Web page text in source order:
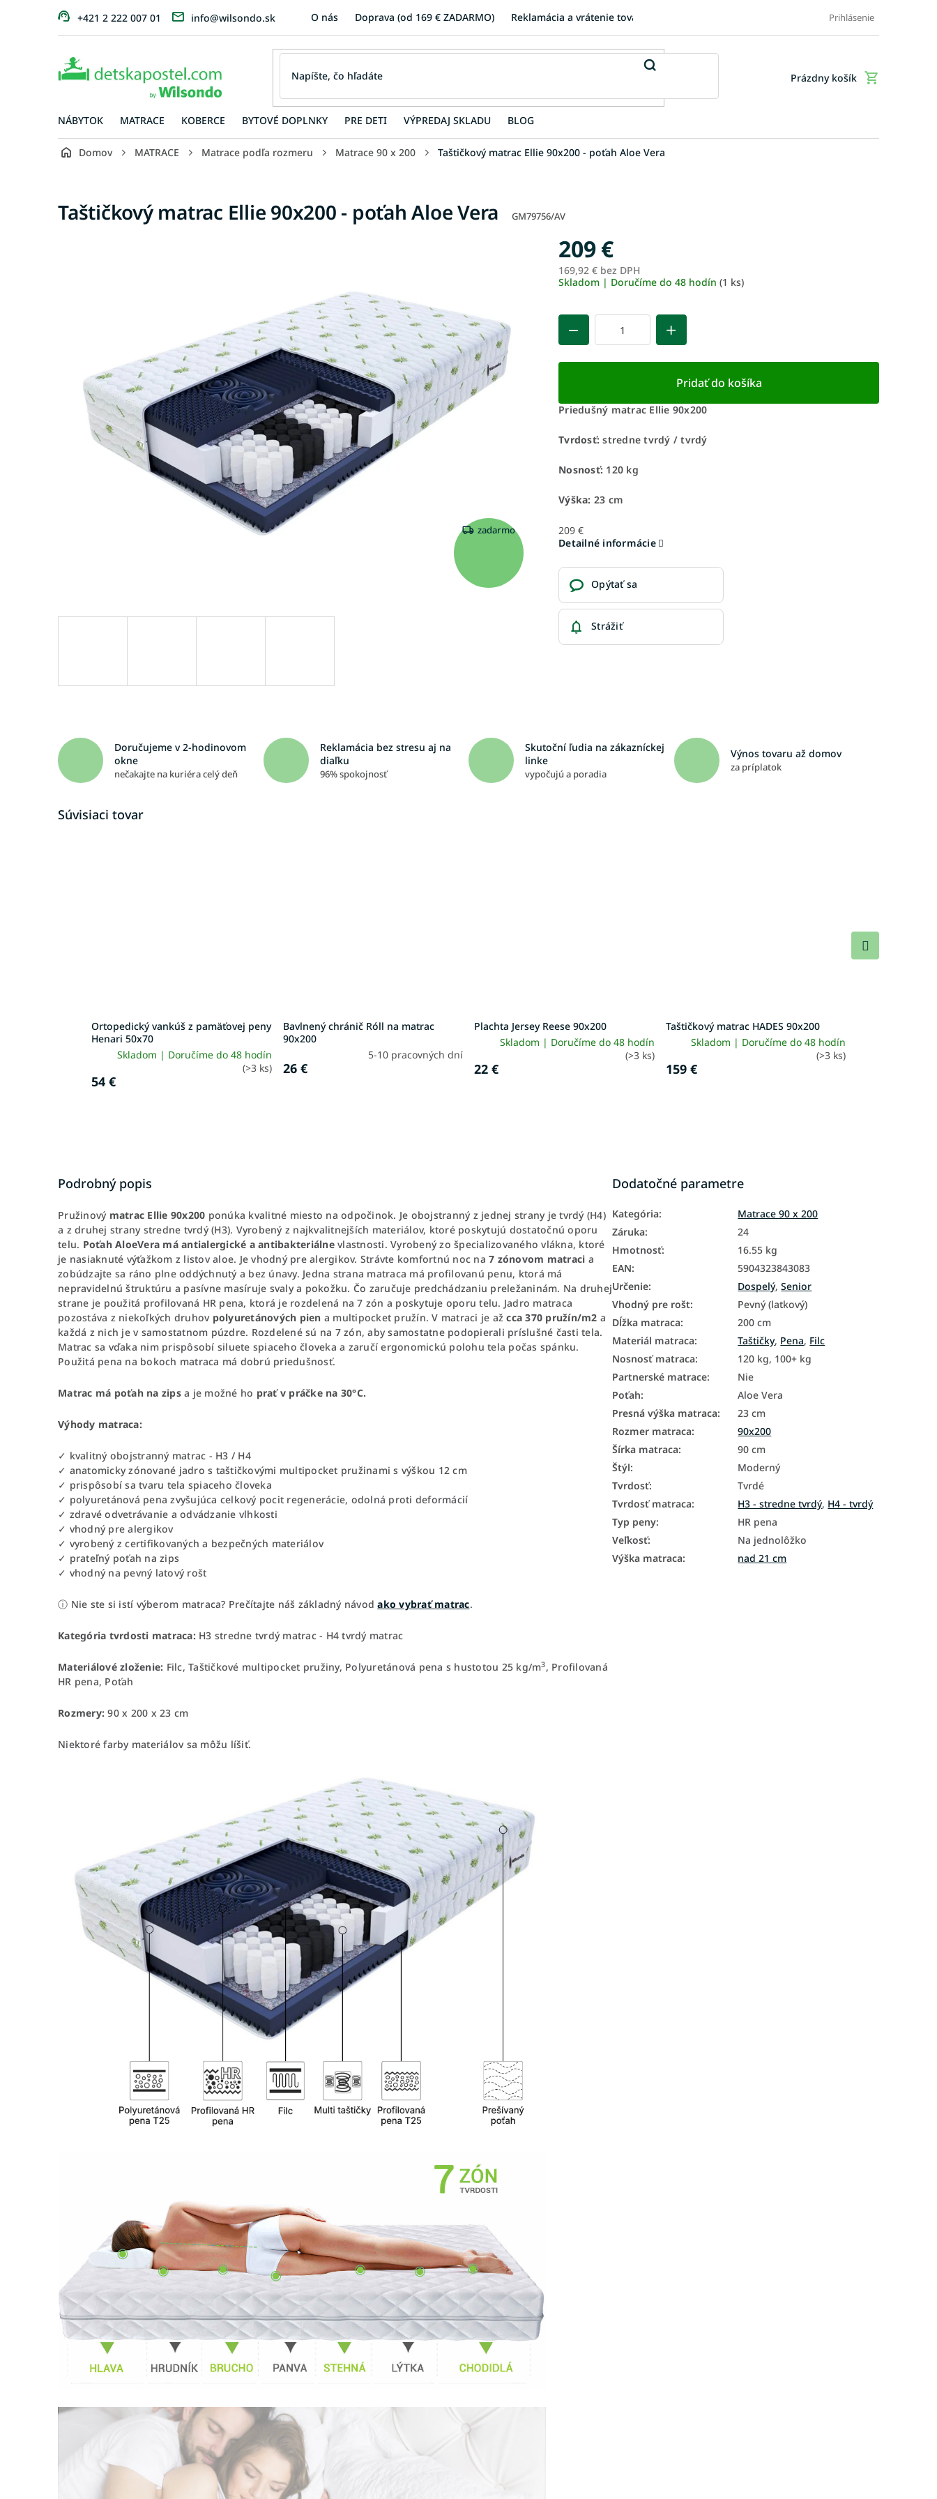
+421 2 222 007 01 info@wilsondo.sk O nás Doprava (od 169 € ZADARMO) Reklamácia a vrátenie tovaru Doplnkové služby
Prihlásenie
Nákupný
Prázdny košík
NÁBYTOK MATRACE KOBERCE BYTOVÉ DOPLNKY PRE DETI VÝPREDAJ SKLADU BLOG
Domov MATRACE Matrace podľa rozmeru Matrace 90 x 200 Taštičkový matrac Ellie 90x200 - poťah Aloe Vera
Taštičkový matrac Ellie 90x200 - poťah Aloe Vera GM79756/AV
zadarmo
209 €
169,92 € bez DPH
Skladom | Doručíme do 48 hodín (1 ks)
Pridať do košíka
Priedušný matrac Ellie 90x200
Tvrdosť: stredne tvrdý / tvrdý
Nosnosť: 120 kg
Výška: 23 cm
209 €
Detailné informácie
Opýtať sa
Strážiť
Doručujeme v 2-hodinovom
okne
nečakajte na kuriéra celý deň
Reklamácia bez stresu aj na
diaľku
96% spokojnosť
Skutoční ľudia na zákazníckej
linke
vypočujú a poradia
Výnos tovaru až domov
za príplatok
Súvisiaci tovar
Ortopedický vankúš z pamäťovej peny
Henari 50x70
Skladom | Doručíme do 48 hodín
(>3 ks)
54 €
Bavlnený chránič Róll na matrac
90x200
5-10 pracovných dní
26 €
Plachta Jersey Reese 90x200
Skladom | Doručíme do 48 hodín
(>3 ks)
22 €
Taštičkový matrac HADES 90x200
Skladom | Doručíme do 48 hodín
(>3 ks)
159 €
Ďalší
Podrobný popis
Pružinový matrac Ellie 90x200 ponúka kvalitné miesto na odpočinok. Je obojstranný z jednej strany je tvrdý (H4)
a z druhej strany stredne tvrdý (H3). Vyrobený z najkvalitnejších materiálov, ktoré poskytujú dostatočnú oporu
telu. Poťah AloeVera má antialergické a antibakteriálnevlastnosti. Vyrobený zo špecializovaného vlákna, ktoré
je nasiaknuté výťažkom z listov aloe. Je vhodný pre alergikov. Strávte komfortnú noc na 7 zónovom matraci a
zobúdzajte sa ráno plne oddýchnutý a bez únavy. Jedna strana matraca má profilovanú penu, ktorá má
nepravidelnú štruktúru a pasívne masíruje svaly a pokožku. Čo zaručuje predchádzaniu preležaninám. Na druhej
strane je použitá profilovaná HR pena, ktorá je rozdelená na 7 zón a poskytuje oporu telu. Jadro matraca
pozostáva z niekoľkých druhov polyuretánových pien a multipocket pružín. V matraci je ažcca 370 pružín/m2 a
každá z nich je v samostatnom púzdre. Rozdelené sú na 7 zón, aby samostatne podopierali príslušné časti tela.
Matrac sa vďaka nim prispôsobí siluete spiaceho človeka a zaručí ergonomickú polohu tela počas spánku.
Použitá pena na bokoch matraca má dobrú priedušnosť.
Matrac má poťah na zips a je možné ho prať v práčke na 30°C.
Výhody matraca:
✓ kvalitný obojstranný matrac - H3 / H4
✓ anatomicky zónované jadro s taštičkovými multipocket pružinami s výškou 12 cm
✓ prispôsobí sa tvaru tela spiaceho človeka
✓ polyuretánová pena zvyšujúca celkový pocit regenerácie, odolná proti deformácií
✓ zdravé odvetrávanie a odvádzanie vlhkosti
✓ vhodný pre alergikov
✓ vyrobený z certifikovaných a bezpečných materiálov
✓ prateľný poťah na zips
✓ vhodný na pevný latový rošt
ⓘ Nie ste si istí výberom matraca? Prečítajte náš základný návodako vybrať matrac.
Kategória tvrdosti matraca: H3 stredne tvrdý matrac - H4 tvrdý matrac
Materiálové zloženie: Filc, Taštičkové multipocket pružiny, Polyuretánová pena s hustotou 25 kg/m3, Profilovaná
HR pena, Poťah
Rozmery:90 x 200 x 23 cm
Niektoré farby materiálov sa môžu líšiť.
Dodatočné parametre
Kategória:
Matrace 90 x 200
Záruka:
24
Hmotnosť:
16.55 kg
EAN:
5904323843083
Určenie: Dospelý,Senior
Vhodný pre rošt:
Pevný (latkový)
Dĺžka matraca:
200 cm
Materiál matraca: Taštičky, Pena, Filc
Nosnosť matraca:
120 kg, 100+ kg
Partnerské matrace:
Nie
Poťah:
Aloe Vera
Presná výška matraca:
23 cm
Rozmer matraca:
90x200
Šírka matraca:
90 cm
Štýl:
Moderný
Tvrdosť:
Tvrdé
Tvrdosť matraca: H3 - stredne tvrdý, H4 - tvrdý
Typ peny:
HR pena
Veľkosť:
Na jednolôžko
Výška matraca: nad 21 cm